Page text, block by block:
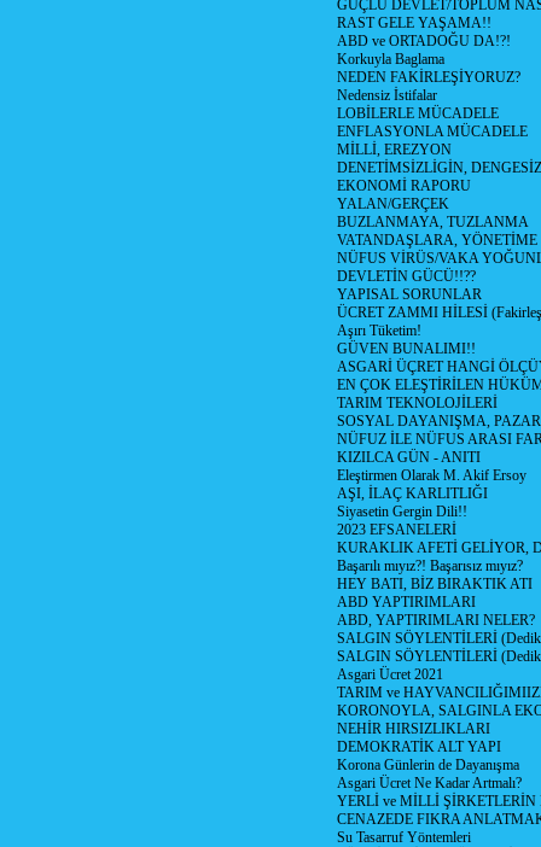
GÜÇLÜ DEVLET/TOPLUM
RAST GELE YAŞAMA!!
ABD ve ORTADOĞU DA!?!
Korkuyla Baglama
NEDEN FAKİRLEŞİYORUZ?
Nedensiz İstifalar
LOBİLERLE MÜCADELE
ENFLASYONLA MÜCADELE
MİLLİ, EREZYON
DENETİMSİZLİGİN,
EKONOMİ RAPORU
YALAN/GERÇEK
BUZLANMAYA, TUZLANMA
VATANDAŞLARA,
NÜFUS VİRÜS/VAKA
DEVLETİN GÜCÜ!!??
YAPISAL SORUNLAR
ÜCRET ZAMMI HİLESİ
Aşırı Tüketim!
GÜVEN BUNALIMI!!
ASGARİ ÜÇRET HANGİ
EN ÇOK ELEŞTİRİLEN
TARIM TEKNOLOJİLERİ
SOSYAL DAYANIŞMA,
NÜFUZ İLE NÜFUS ARASI
KIZILCA GÜN - ANITI
Eleştirmen Olarak M. Akif Ersoy
AŞI, İLAÇ KARLITLIĞI
Siyasetin Gergin Dili!!
2023 EFSANELERİ
KURAKLIK AFETİ GELİYOR,
Başarılı mıyız?! Başarısız mıyız?
HEY BATI, BİZ BIRAKTIK ATI
ABD YAPTIRIMLARI
ABD, YAPTIRIMLARI NELER?
SALGIN SÖYLENTİLERİ
SALGIN SÖYLENTİLERİ
Asgari Ücret 2021
TARIM ve
KORONOYLA, SALGINLA
NEHİR HIRSIZLIKLARI
DEMOKRATİK ALT YAPI
Korona Günlerin de Dayanışma
Asgari Ücret Ne Kadar Artmalı?
YERLİ ve MİLLİ
CENAZEDE FIKRA
Su Tasarruf Yöntemleri